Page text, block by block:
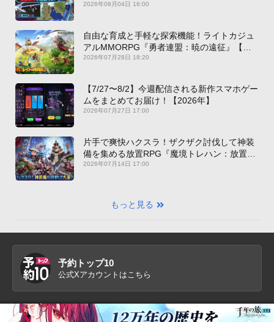
2026年08月04日 16:00
自由な育成と手軽な探索機能！ライトカジュ
アルMMORPG『勇者連盟：暁の遠征』【最
新作PICKUP】
2026年07月28日 18:20
【7/27〜8/2】今週配信される新作スマホゲー
ムをまとめてお届け！【2026年】
2026年07月27日 17:00
片手で爽快ハクスラ！ザクザク討伐して神装
備を集める放置RPG『魔境トレハン：放置で
神装備』【最新作PICKUP】
2026年07月14日 17:00
もっと見る
予約トップ10
公式Xアカウントはこちら